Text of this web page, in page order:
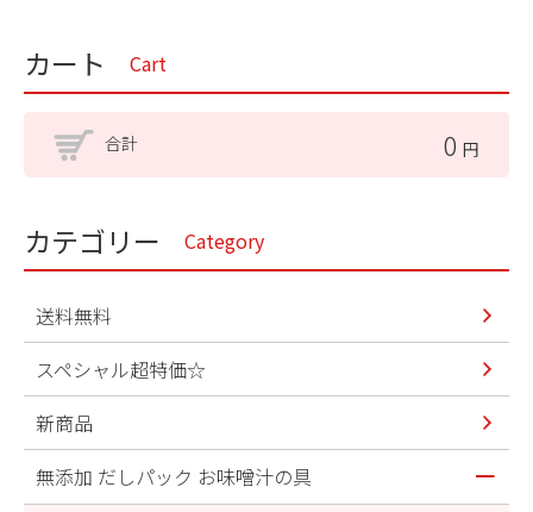
カート Cart
合計 0 円
カテゴリー Category
送料無料
スペシャル超特価☆
新商品
無添加 だしパック お味噌汁の具